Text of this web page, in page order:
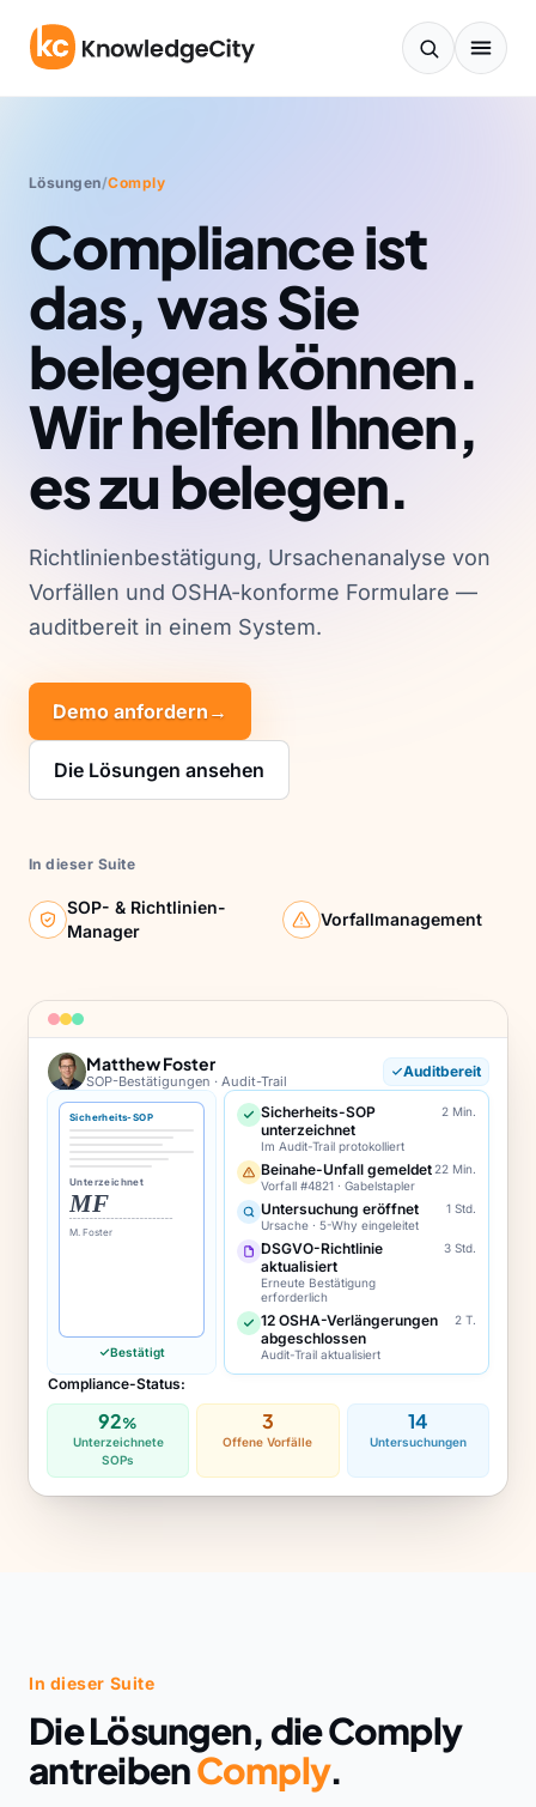
Lösungen/Comply
Compliance ist
das, was Sie
belegen können.
Wir helfen Ihnen,
es zu belegen.
Richtlinienbestätigung, Ursachenanalyse von
Vorfällen und OSHA-konforme Formulare —
auditbereit in einem System.
Demo anfordern →
Die Lösungen ansehen
In dieser Suite
SOP- & Richtlinien-
Manager
Vorfallmanagement
Matthew Foster
SOP-Bestätigungen · Audit-Trail
Auditbereit
Sicherheits-SOP
Unterzeichnet
MF
M. Foster
Bestätigt
Sicherheits-SOP
unterzeichnet
Im Audit-Trail protokolliert
2 Min.
Beinahe-Unfall gemeldet
Vorfall #4821 · Gabelstapler
22 Min.
Untersuchung eröffnet
Ursache · 5-Why eingeleitet
1 Std.
DSGVO-Richtlinie
aktualisiert
Erneute Bestätigung
erforderlich
3 Std.
12 OSHA-Verlängerungen
abgeschlossen
Audit-Trail aktualisiert
2 T.
Compliance-Status:
92%
Unterzeichnete
SOPs
3
Offene Vorfälle
14
Untersuchungen
In dieser Suite
Die Lösungen, die Comply
antreibenComply.